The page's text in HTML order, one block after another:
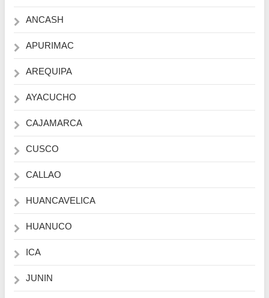
ANCASH
APURIMAC
AREQUIPA
AYACUCHO
CAJAMARCA
CUSCO
CALLAO
HUANCAVELICA
HUANUCO
ICA
JUNIN